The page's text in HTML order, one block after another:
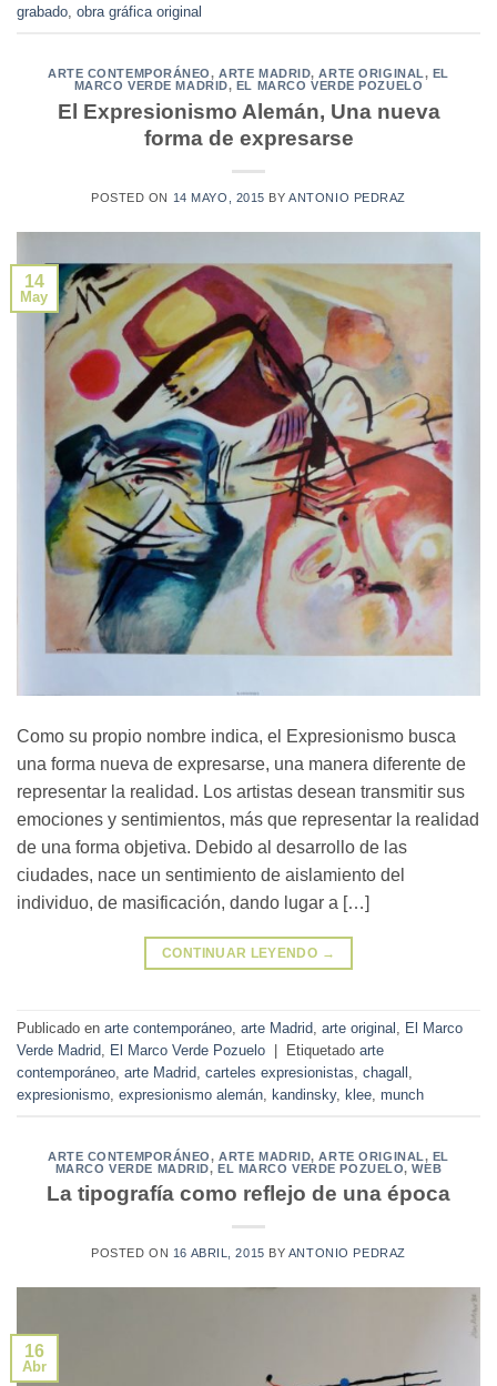
grabado, obra gráfica original
ARTE CONTEMPORÁNEO,ARTE MADRID,ARTE ORIGINAL, EL
MARCO VERDE MADRID, EL MARCO VERDE POZUELO
El Expresionismo Alemán, Una nueva
forma de expresarse
POSTED ON 14 MAYO, 2015 BYANTONIO PEDRAZ
14
May
Como su propio nombre indica, el Expresionismo busca
una forma nueva de expresarse, una manera diferente de
representar la realidad. Los artistas desean transmitir sus
emociones y sentimientos, más que representar la realidad
de una forma objetiva. Debido al desarrollo de las
ciudades, nace un sentimiento de aislamiento del
individuo, de masificación, dando lugar a […]
CONTINUAR LEYENDO →
Publicado en arte contemporáneo, arte Madrid, arte original , El Marco
Verde Madrid, El Marco Verde Pozuelo Etiquetado arte
contemporáneo, arte Madrid, carteles expresionistas, chagall ,
expresionismo, expresionismo alemán, kandinsky, klee, munch
ARTE CONTEMPORÁNEO,ARTE MADRID,ARTE ORIGINAL, EL
MARCO VERDE MADRID,EL MARCO VERDE POZUELO,WEB
La tipografía como reflejo de una época
POSTED ON 16 ABRIL, 2015 BY ANTONIO PEDRAZ
16
Abr